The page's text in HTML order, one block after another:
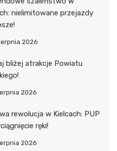
nielimitowane przejazdy
2026
bliżej atrakcje Powiatu
2026
rewolucja w Kielcach: PUP
ręki!
2026